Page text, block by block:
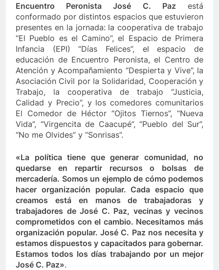
Encuentro Peronista José C. Paz está
conformado por distintos espacios que estuvieron
presentes en la jornada: la cooperativa de trabajo
“El Pueblo es el Camino”, el Espacio de Primera
Infancia (EPI) “Días Felices”, el espacio de
educación de Encuentro Peronista, el Centro de
Atención y Acompañamiento “Despierta y Vive”, la
Asociación Civil por la Solidaridad, Cooperación y
Trabajo, la cooperativa de trabajo “Justicia,
Calidad y Precio”, y los comedores comunitarios
El Comedor de Héctor “Ojitos Tiernos”, “Nueva
Vida”, “Virgencita de Caacupé”, “Pueblo del Sur”,
“No me Olvides” y “Sonrisas”.
«La política tiene que generar comunidad, no
quedarse en repartir recursos o bolsas de
mercadería. Somos un ejemplo de cómo podemos
hacer organización popular. Cada espacio que
creamos está en manos de trabajadoras y
trabajadores de José C. Paz, vecinas y vecinos
comprometidos con el cambio. Necesitamos más
organización popular. José C. Paz nos necesita y
estamos dispuestos y capacitados para gobernar.
Estamos todos los días trabajando por un mejor
José C. Paz».